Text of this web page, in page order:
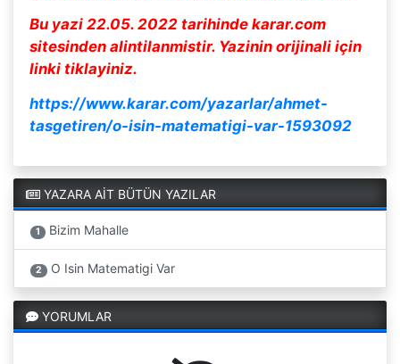
Bu yazi 22.05. 2022 tarihinde karar.com
sitesinden alintilanmistir. Yazinin orijinali için
linki tiklayiniz.
https://www.karar.com/yazarlar/ahmet-
tasgetiren/o-isin-matematigi-var-1593092
YAZARA AİT BÜTÜN YAZILAR
1 Bizim Mahalle
2 O Isin Matematigi Var
YORUMLAR